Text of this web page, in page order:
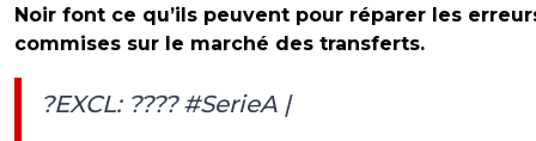
Noir font ce qu’ils peuvent pour réparer les
commises sur le marché des transferts.
?EXCL: ????#SerieA |